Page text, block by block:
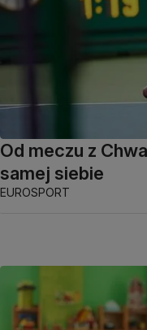
Od meczu z
samej siebie
EUROSPORT